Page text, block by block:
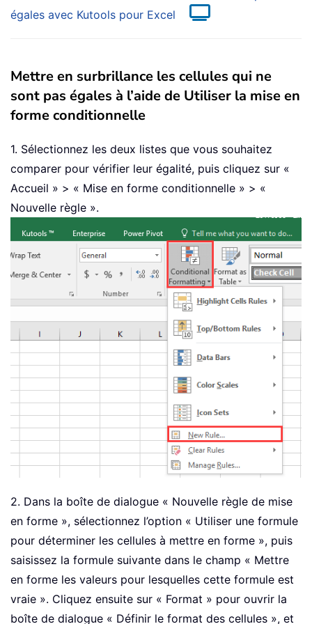
égales avec Kutools pour Excel
Mettre en surbrillance les cellules qui ne
sont pas égales à l’aide de Utiliser la mise en
forme conditionnelle
1. Sélectionnez les deux listes que vous souhaitez
comparer pour vérifier leur égalité, puis cliquez sur «
Accueil » > « Mise en forme conditionnelle » > «
Nouvelle règle ».
2. Dans la boîte de dialogue « Nouvelle règle de mise
en forme », sélectionnez l’option « Utiliser une formule
pour déterminer les cellules à mettre en forme », puis
saisissez la formule suivante dans le champ « Mettre
en forme les valeurs pour lesquelles cette formule est
vraie ». Cliquez ensuite sur « Format » pour ouvrir la
boîte de dialogue « Définir le format des cellules », et